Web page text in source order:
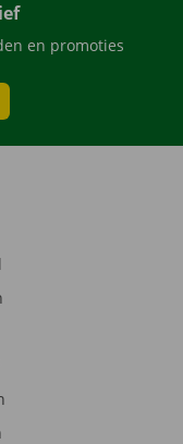
en promoties